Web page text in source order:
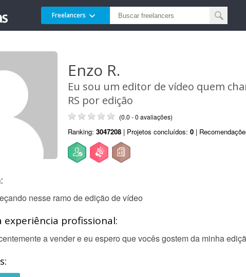
Freelancers
Enzo R.
Eu sou um editor de vídeo quem
RS por edição
(0.0 - 0 avaliações)
Ranking: 3047208 | Projetos concluídos: 0 |
nesse ramo de edição de vídeo
experiência profissional:
a vender e eu espero que vocês gostem da minha